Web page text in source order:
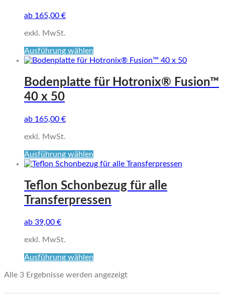
ab 165,00 €
exkl. MwSt.
Ausführung wählen
Produkt
mehrere
Varianten
gewählt
Bodenplatte für Hotronix® Fusion™
40 x 50
ab 165,00 €
exkl. MwSt.
Ausführung wählen
Produkt
mehrere
Varianten
auf.
Produktseite
werden
Teflon Schonbezug für alle
Transferpressen
ab 39,00 €
exkl. MwSt.
Ausführung wählen
weist
Varianten
Alle 3 Ergebnisse werden angezeigt